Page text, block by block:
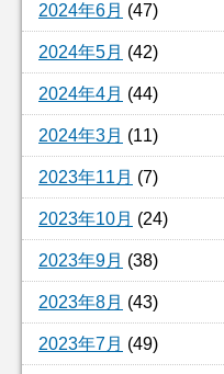
2024年6月 (47)
2024年5月 (42)
2024年4月 (44)
2024年3月 (11)
2023年11月 (7)
2023年10月 (24)
2023年9月 (38)
2023年8月 (43)
2023年7月 (49)